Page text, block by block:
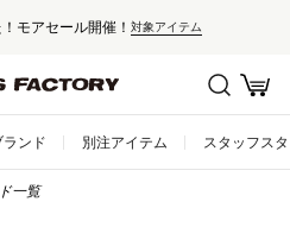
モアセール開催！ 対象アイテム
ランド 別注アイテム スタッフス
一覧